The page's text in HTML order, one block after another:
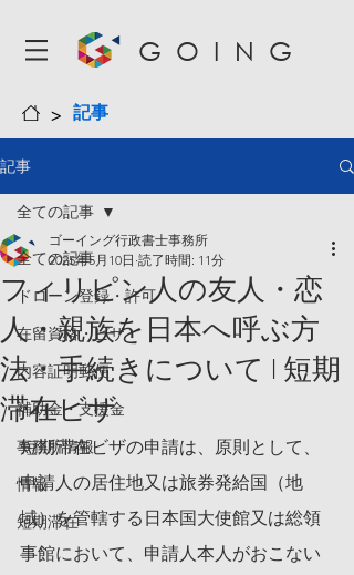
GOING
> 記事
記事
全ての記事
ドローン登録・許可
在留資格・ビザ
内容証明郵便
補助金・支援金
事務所情報
情報
短期滞在
全ての記事
フィリピン人の友人・恋
人・親族を日本へ呼ぶ方
法・手続きについて l 短期
滞在ビザ
ゴーイング行政書士事務所
2025年5月10日 読了時間: 11分
短期滞在ビザの申請は、原則として、
申請人の居住地又は旅券発給国（地
域）を管轄する日本国大使館又は総領
事館において、申請人本人がおこない